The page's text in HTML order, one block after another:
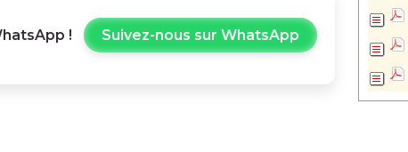
! Suivez-nous sur WhatsApp